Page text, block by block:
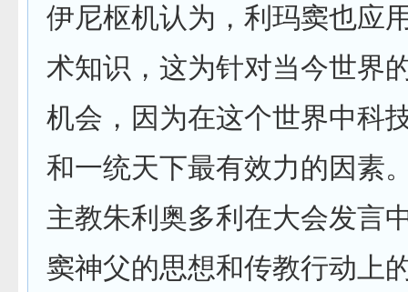
伊尼枢机认为，利玛窦也应
术知识，这为针对当今世界
机会，因为在这个世界中科
和一统天下最有效力的因素
主教朱利奥多利在大会发言
窦神父的思想和传教行动上